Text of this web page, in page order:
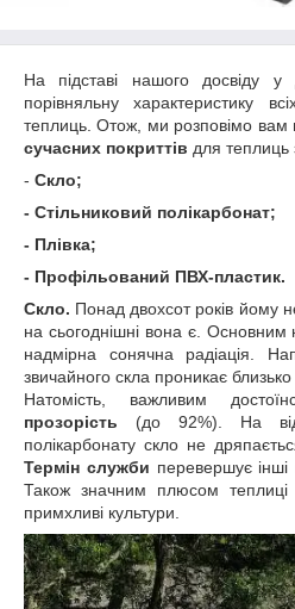
На підставі нашого досвіду
порівняльну характеристику
теплиць. Отож, ми розповімо вам
сучасних покриттів для теплиць
- Скло;
- Стільниковий полікарбонат;
- Плівка;
- Профільований ПВХ-пластик.
Скло. Понад двохсот років йому
на сьогоднішні вона є. Основним
надмірна сонячна радіація.
звичайного скла проникає
Натомість, важливим
прозорість (до 92%). На
полікарбонату скло не
Термін служби перевершує
Також значним плюсом теплиці
примхливі культури.